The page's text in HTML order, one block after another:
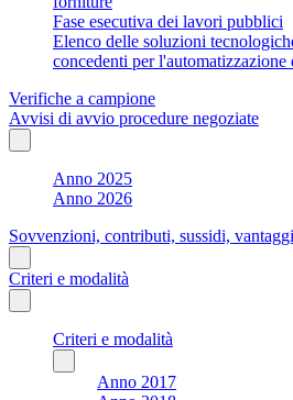
Fase esecutiva dei lavori pubblici
Elenco delle soluzioni
concedenti per
Verifiche a campione
Avvisi di avvio procedure negoziate
Anno 2025
Anno 2026
Sovvenzioni, contributi, sussidi,
Criteri e modalità
Criteri e modalità
Anno 2017